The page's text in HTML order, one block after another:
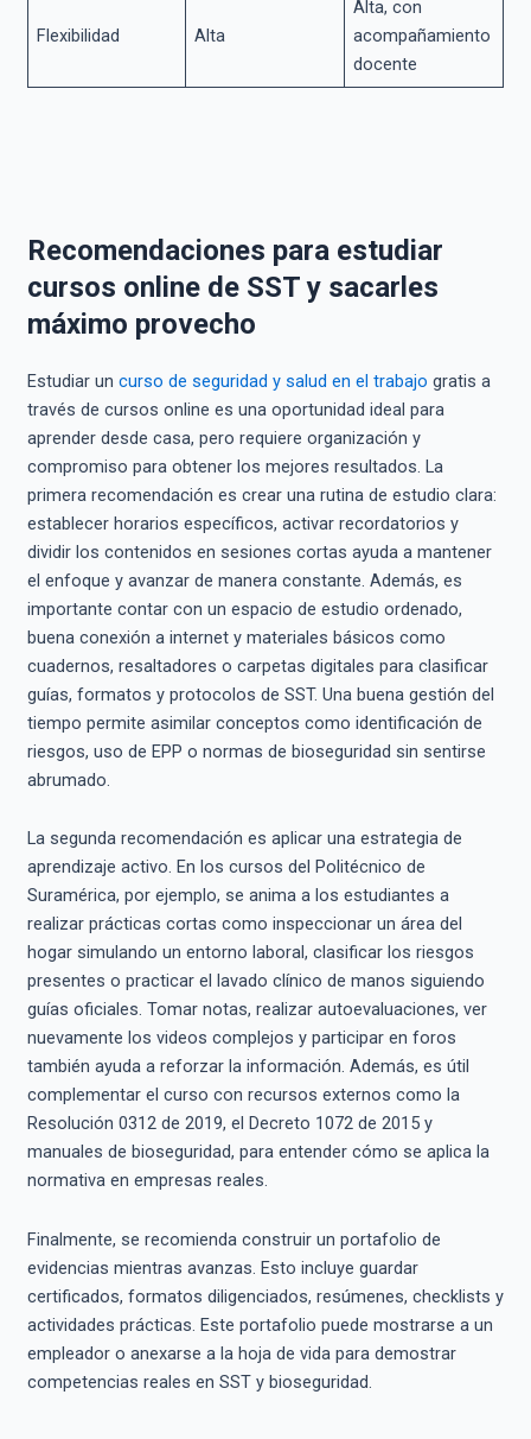
Flexibilidad Alta
Alta, con
acompañamiento
docente
Recomendaciones para estudiar
cursos online de SST y sacarles
máximo provecho
Estudiar un curso de seguridad y salud en el trabajo gratis a
través de cursos online es una oportunidad ideal para
aprender desde casa, pero requiere organización y
compromiso para obtener los mejores resultados. La
primera recomendación es crear una rutina de estudio clara:
establecer horarios específicos, activar recordatorios y
dividir los contenidos en sesiones cortas ayuda a mantener
el enfoque y avanzar de manera constante. Además, es
importante contar con un espacio de estudio ordenado,
buena conexión a internet y materiales básicos como
cuadernos, resaltadores o carpetas digitales para clasificar
guías, formatos y protocolos de SST. Una buena gestión del
tiempo permite asimilar conceptos como identificación de
riesgos, uso de EPP o normas de bioseguridad sin sentirse
abrumado.
La segunda recomendación es aplicar una estrategia de
aprendizaje activo. En los cursos del Politécnico de
Suramérica, por ejemplo, se anima a los estudiantes a
realizar prácticas cortas como inspeccionar un área del
hogar simulando un entorno laboral, clasificar los riesgos
presentes o practicar el lavado clínico de manos siguiendo
guías oficiales. Tomar notas, realizar autoevaluaciones, ver
nuevamente los videos complejos y participar en foros
también ayuda a reforzar la información. Además, es útil
complementar el curso con recursos externos como la
Resolución 0312 de 2019, el Decreto 1072 de 2015 y
manuales de bioseguridad, para entender cómo se aplica la
normativa en empresas reales.
Finalmente, se recomienda construir un portafolio de
evidencias mientras avanzas. Esto incluye guardar
certificados, formatos diligenciados, resúmenes, checklists y
actividades prácticas. Este portafolio puede mostrarse a un
empleador o anexarse a la hoja de vida para demostrar
competencias reales en SST y bioseguridad.